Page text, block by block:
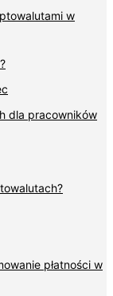
w
dla pracowników
płatności w